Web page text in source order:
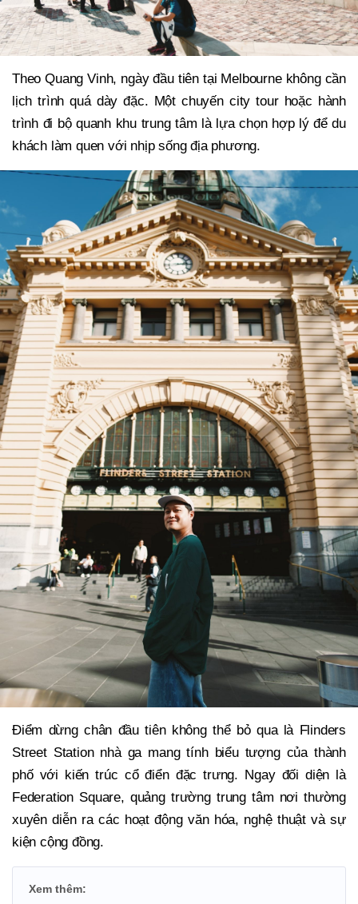
Theo Quang Vinh, ngày đầu tiên tại Melbourne không cần
lịch trình quá dày đặc. Một chuyến city tour hoặc hành
trình đi bộ quanh khu trung tâm là lựa chọn hợp lý để du
khách làm quen với nhịp sống địa phương.
Điểm dừng chân đầu tiên không thể bỏ qua là Flinders
Street Station nhà ga mang tính biểu tượng của thành
phố với kiến trúc cổ điển đặc trưng. Ngay đối diện là
Federation Square, quảng trường trung tâm nơi thường
xuyên diễn ra các hoạt động văn hóa, nghệ thuật và sự
kiện cộng đồng.
Xem thêm: